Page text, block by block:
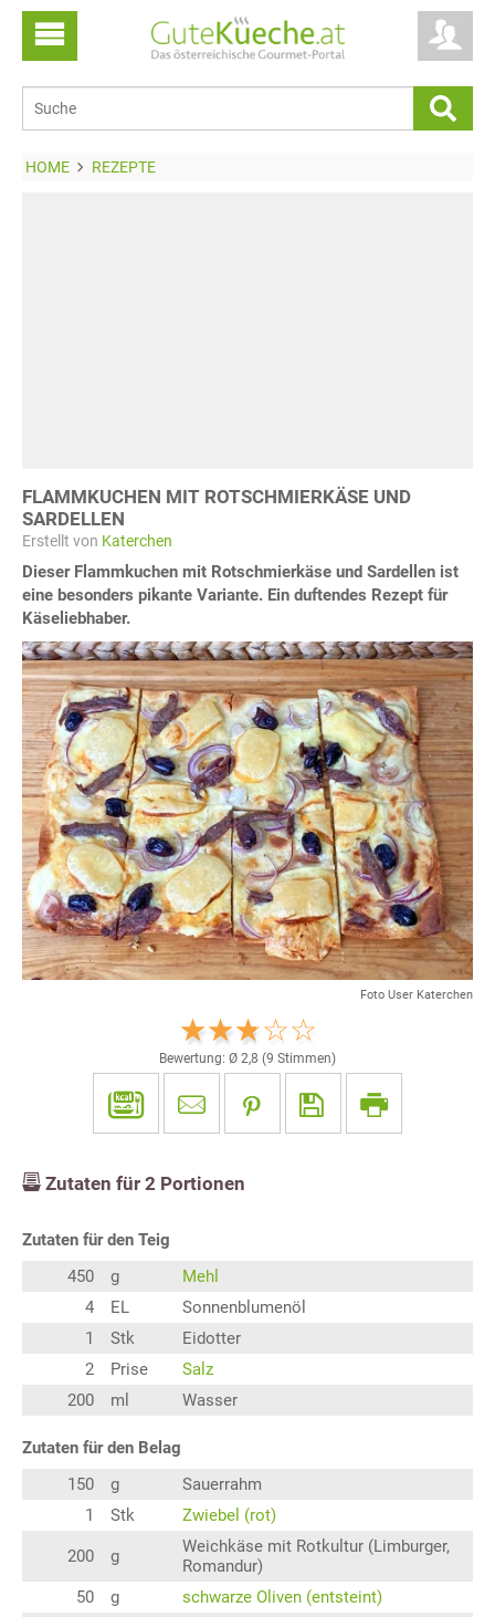
HOME REZEPTE
FLAMMKUCHEN MIT ROTSCHMIERKÄSE UND
SARDELLEN
Erstellt von Katerchen
Dieser Flammkuchen mit Rotschmierkäse und Sardellen ist
eine besonders pikante Variante. Ein duftendes Rezept für
Käseliebhaber.
Foto User Katerchen
Bewertung: Ø 2,8 (9 Stimmen)
Zutaten für 2 Portionen
Zutaten für den Teig
450
g
Mehl
4
EL
Sonnenblumenöl
1
Stk
Eidotter
2
Prise
Salz
200
ml Wasser
Zutaten für den Belag
150
g
Sauerrahm
1
Stk Zwiebel (rot)
200 g
Weichkäse mit Rotkultur (Limburger,
Romandur)
50
g
schwarze Oliven (entsteint)